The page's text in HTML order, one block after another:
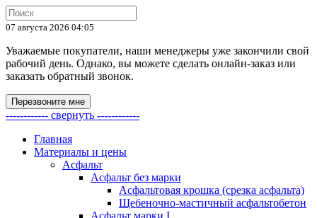
07 августа 2026 04:05
Уважаемые покупатели, наши менеджеры уже закончили свой
рабочий день. Однако, вы можете сделать онлайн-заказ или
заказать обратный звонок.
Перезвоните мне
------------ свернуть ------------
Главная
Материалы и цены
Асфальт
Асфальт без марки
Асфальтовая крошка (срезка асфальта)
Щебеночно-мастичный асфальтобетон
Асфальт марки I